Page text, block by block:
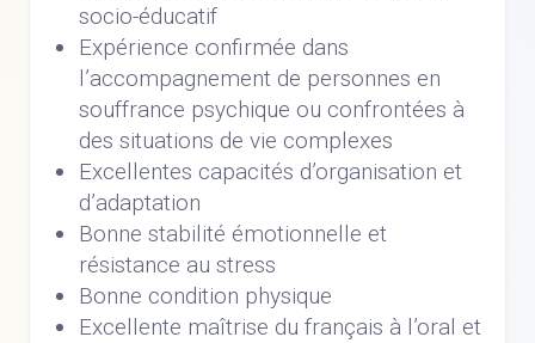
socio-éducatif
Expérience confirmée dans
l’accompagnement de personnes en
souffrance psychique ou confrontées à
des situations de vie complexes
Excellentes capacités d’organisation et
d’adaptation
Bonne stabilité émotionnelle et
résistance au stress
Bonne condition physique
Excellente maîtrise du français à l’oral et